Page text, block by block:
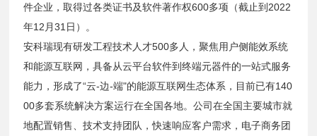
件企业，取得过各类证书及软件著作权600多项（截止到2022
年12月31日）。
安科瑞现有研发工程技术人才500多人，聚焦用户侧能效系统
和能源互联网，具备从云平台软件到终端元器件的一站式服务
能力，形成了“云-边-端"的能源互联网生态体系，目前已有140
00多套系统解决方案运行在全国各地。公司在全国主要城市就
地配置销售、技术支持团队，快速响应客户需求，电子商务团